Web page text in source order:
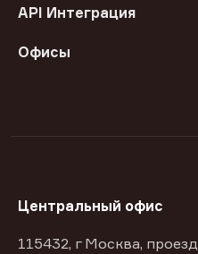
API Интеграция
Офисы
Центральный офис
115432, г Москва, проезд